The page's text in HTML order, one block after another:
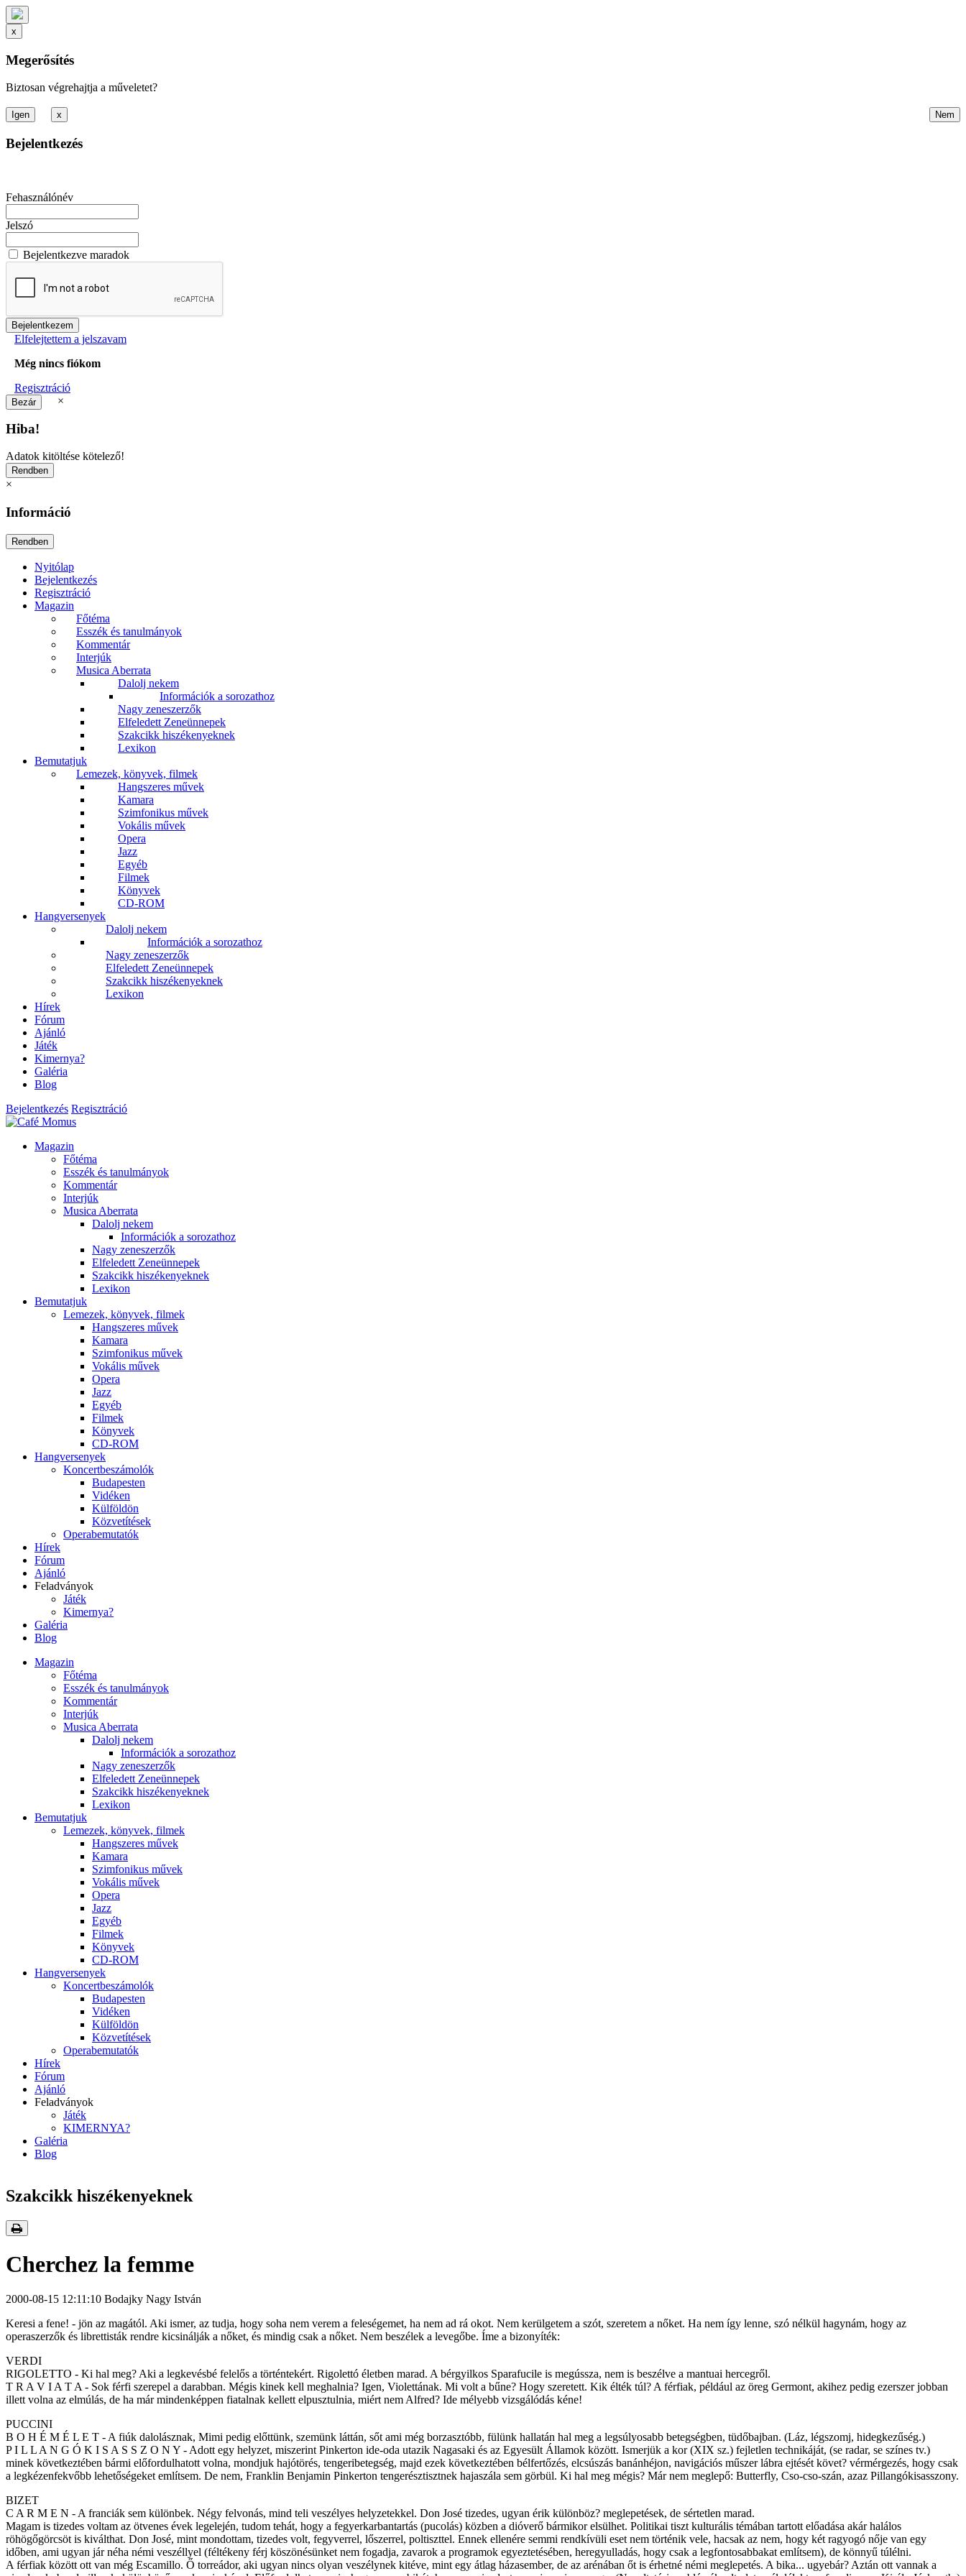
x
Megerősítés
Biztosan végrehajtja a műveletet?
x
Bejelentkezés
Fehasználónév
Jelszó
Bejelentkezve maradok
Elfelejtettem a jelszavam
Még nincs fiókom
Regisztráció
×
Hiba!
Adatok kitöltése kötelező!
×
Információ
Nyitólap
Bejelentkezés
Regisztráció
Magazin
Főtéma
Esszék és tanulmányok
Kommentár
Interjúk
Musica Aberrata
Dalolj nekem
Információk a sorozathoz
Nagy zeneszerzők
Elfeledett Zeneünnepek
Szakcikk hiszékenyeknek
Lexikon
Bemutatjuk
Lemezek, könyvek, filmek
Hangszeres művek
Kamara
Szimfonikus művek
Vokális művek
Opera
Jazz
Egyéb
Filmek
Könyvek
CD-ROM
Hangversenyek
Dalolj nekem
Információk a sorozathoz
Nagy zeneszerzők
Elfeledett Zeneünnepek
Szakcikk hiszékenyeknek
Lexikon
Hírek
Fórum
Ajánló
Játék
Kimernya?
Galéria
Blog
Bejelentkezés Regisztráció
Magazin
Főtéma
Esszék és tanulmányok
Kommentár
Interjúk
Musica Aberrata
Dalolj nekem
Információk a sorozathoz
Nagy zeneszerzők
Elfeledett Zeneünnepek
Szakcikk hiszékenyeknek
Lexikon
Bemutatjuk
Lemezek, könyvek, filmek
Hangszeres művek
Kamara
Szimfonikus művek
Vokális művek
Opera
Jazz
Egyéb
Filmek
Könyvek
CD-ROM
Hangversenyek
Koncertbeszámolók
Budapesten
Vidéken
Külföldön
Közvetítések
Operabemutatók
Hírek
Fórum
Ajánló
Feladványok
Játék
Kimernya?
Galéria
Blog
Magazin
Főtéma
Esszék és tanulmányok
Kommentár
Interjúk
Musica Aberrata
Dalolj nekem
Információk a sorozathoz
Nagy zeneszerzők
Elfeledett Zeneünnepek
Szakcikk hiszékenyeknek
Lexikon
Bemutatjuk
Lemezek, könyvek, filmek
Hangszeres művek
Kamara
Szimfonikus művek
Vokális művek
Opera
Jazz
Egyéb
Filmek
Könyvek
CD-ROM
Hangversenyek
Koncertbeszámolók
Budapesten
Vidéken
Külföldön
Közvetítések
Operabemutatók
Hírek
Fórum
Ajánló
Feladványok
Játék
KIMERNYA?
Galéria
Blog
Szakcikk hiszékenyeknek
Cherchez la femme
2000-08-15 12:11:10 Bodajky Nagy István
Keresi a fene! - jön az magától. Aki ismer, az tudja, hogy soha nem verem a feleségemet, ha nem ad rá okot. Nem kerülgetem a szót, szeretem a nőket. Ha nem így lenne, szó nélkül hagynám, hogy az
operaszerzők és librettisták rendre kicsinálják a nőket, és mindig csak a nőket. Nem beszélek a levegőbe. Íme a bizonyíték:
VERDI
RIGOLETTO - Ki hal meg? Aki a legkevésbé felelős a történtekért. Rigolettó életben marad. A bérgyilkos Sparafucile is megússza, nem is beszélve a mantuai hercegről.
T R A V I A T A - Sok férfi szerepel a darabban. Mégis kinek kell meghalnia? Igen, Violettának. Mi volt a bűne? Hogy szeretett. Kik élték túl? A férfiak, például az öreg Germont, akihez pedig ezerszer jobban
illett volna az elmúlás, de ha már mindenképpen fiatalnak kellett elpusztulnia, miért nem Alfred? Ide mélyebb vizsgálódás kéne!
PUCCINI
B O H É M É L E T - A fiúk dalolásznak, Mimi pedig előttünk, szemünk láttán, sőt ami még borzasztóbb, fülünk hallatán hal meg a legsúlyosabb betegségben, tüdőbajban. (Láz, légszomj, hidegkezűség.)
P I L L A N G Ó K I S A S S Z O N Y - Adott egy helyzet, miszerint Pinkerton ide-oda utazik Nagasaki és az Egyesült Államok között. Ismerjük a kor (XIX sz.) fejletlen technikáját, (se radar, se színes tv.)
minek következtében bármi előfordulhatott volna, mondjuk hajótörés, tengeribetegség, majd ezek következtében bélfertőzés, elcsúszás banánhéjon, navigációs műszer lábra ejtését követ? vérmérgezés, hogy csak
a legkézenfekvőbb lehetőségeket említsem. De nem, Franklin Benjamin Pinkerton tengerésztisztnek hajaszála sem görbül. Ki hal meg mégis? Már nem meglepő: Butterfly, Cso-cso-szán, azaz Pillangókisasszony.
BIZET
C A R M E N - A franciák sem különbek. Négy felvonás, mind teli veszélyes helyzetekkel. Don José tizedes, ugyan érik különböz? meglepetések, de sértetlen marad.
Magam is tizedes voltam az ötvenes évek legelején, tudom tehát, hogy a fegyerkarbantartás (pucolás) közben a dióverő bármikor elsülhet. Politikai tiszt kulturális témában tartott előadása akár halálos
röhögőgörcsöt is kiválthat. Don José, mint mondottam, tizedes volt, fegyverrel, lőszerrel, poltiszttel. Ennek ellenére semmi rendkívüli eset nem történik vele, hacsak az nem, hogy két ragyogó nője van egy
időben, ami ugyan jár néha némi veszéllyel (féltékeny férj köszönésünket nem fogadja, zavarok a programok egyeztetésében, heregyulladás, hogy csak a legfontosabbakat említsem), de könnyű túlélni.
A férfiak között ott van még Escamillo. Ő torreádor, aki ugyan nincs olyan veszélynek kitéve, mint egy átlag házasember, de az arénában őt is érhetné némi meglepetés. A bika... ugyebár? Aztán ott vannak a